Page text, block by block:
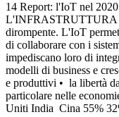
14 Report: l'IoT nel
L'INFRASTRUTTURA
dirompente. L'IoT
di collaborare con i
impediscano loro di
modelli di business e
e produttivi • la libertà
particolare nelle
Uniti India Cina 55%